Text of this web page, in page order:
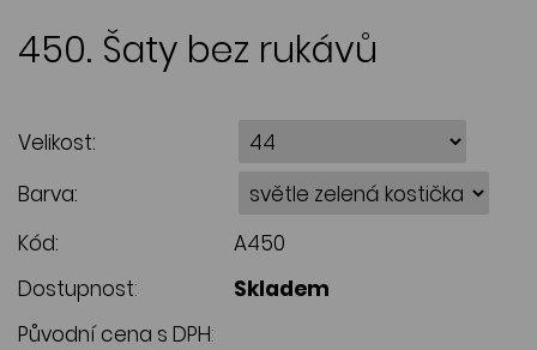
450. Šaty bez rukávů
Velikost:
Barva:
Kód:
A450
Dostupnost:
Skladem
Původní cena s DPH: